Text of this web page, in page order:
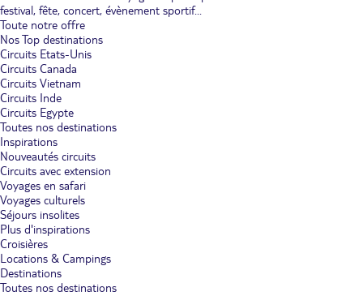
festival, fête, concert, évènement sportif...
Toute notre offre
Nos Top destinations
Circuits Etats-Unis
Circuits Canada
Circuits Vietnam
Circuits Inde
Circuits Egypte
Toutes nos destinations
Inspirations
Nouveautés circuits
Circuits avec extension
Voyages en safari
Voyages culturels
Séjours insolites
Plus d'inspirations
Croisières
Locations & Campings
Destinations
Toutes nos destinations